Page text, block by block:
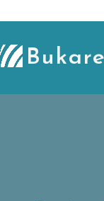
to
content